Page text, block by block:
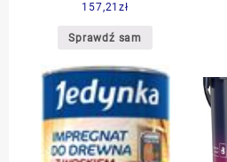
Nostalgiczny Opal 5L
157,21zł
Sprawdź sam